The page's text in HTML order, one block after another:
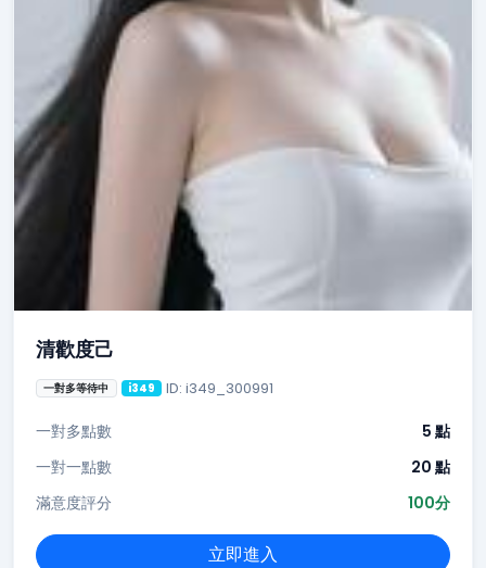
清歡度己
一對多等待中 i349 ID: i349_300991
一對多點數
5 點
一對一點數
20 點
滿意度評分
100分
立即進入